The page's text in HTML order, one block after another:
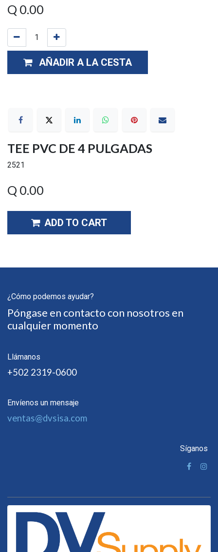
Q 0.00
AÑADIR A LA CESTA
TEE PVC DE 4 PULGADAS
2521
Q 0.00
ADD TO CART
¿Cómo podemos ayudar?
Póngase en contacto con nosotros en
cualquier momento
Llámanos
+502 2319-0600
Envíenos un mensaje
ventas@dvsisa.com
Síganos